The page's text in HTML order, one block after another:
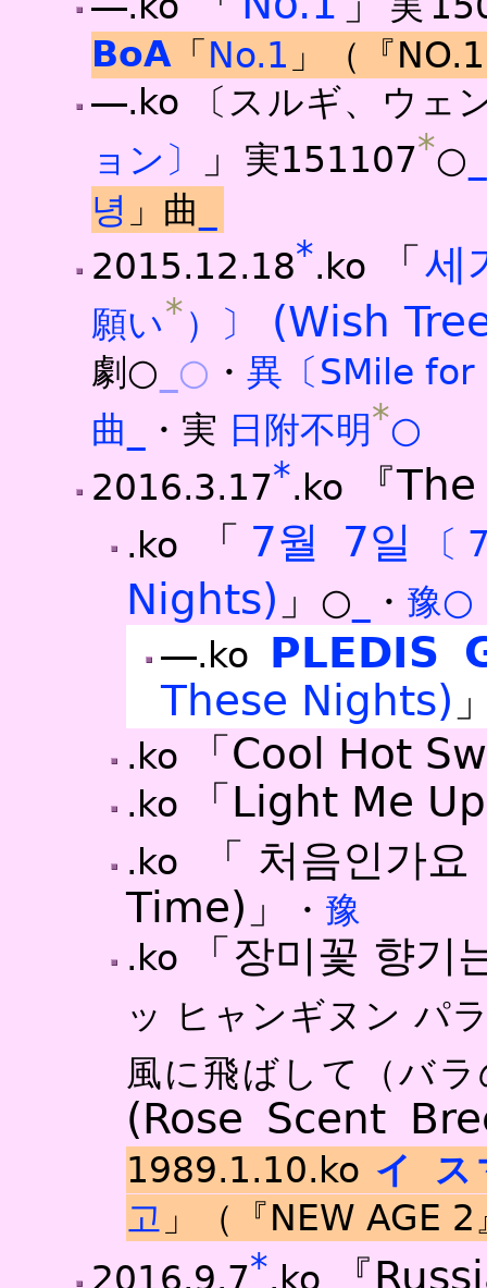
BoA「 No.1 」（『
―.ko
〔スルギ、ウェ
ョン〕
」 実151107*○
녕 」曲
2015.12.18*.ko 「 세
願い*）〕 (Wish
劇○ _○ ・ 異〔SMile for
曲
・実 日附不明*○
2016.3.17*.ko 『
.ko 「 7월 7일
Nights) 」 ○ ・ 豫○
―.ko PLEDIS
These Nights)
.ko 「Cool Hot
.ko 「Light Me
.ko 「처음인가요
Time)」 ・ 豫
.ko
「장미꽃 향기
ッ ヒャンギヌン パ
風に飛ばして（バ
(Rose Scent
1989.1.10.ko イ ス
고 」（『NEW AGE 2
2016.9.7*.ko 『